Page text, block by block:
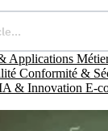
Applications
Conformité &
& Innovation E-